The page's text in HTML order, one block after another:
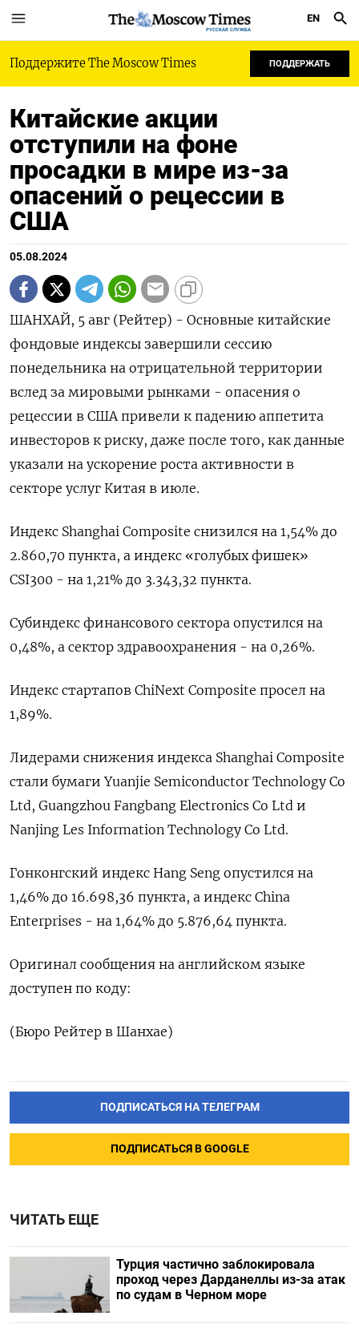
РУССКАЯ СЛУЖБА
EN
Поддержите The Moscow Times ПОДДЕРЖАТЬ
Китайские акции
отступили на фоне
просадки в мире из-за
опасений о рецессии в
США
05.08.2024
ШАНХАЙ, 5 авг (Рейтер) - Основные китайские
фондовые индексы завершили сессию
понедельника на отрицательной территории
вслед за мировыми рынками - опасения о
рецессии в США привели к падению аппетита
инвесторов к риску, даже после того, как данные
указали на ускорение роста активности в
секторе услуг Китая в июле.
Индекс Shanghai Composite снизился на 1,54% до
2.860,70 пункта, а индекс «голубых фишек»
CSI300 - на 1,21% до 3.343,32 пункта.
Субиндекс финансового сектора опустился на
0,48%, а сектор здравоохранения - на 0,26%.
Индекс стартапов ChiNext Composite просел на
1,89%.
Лидерами снижения индекса Shanghai Composite
стали бумаги Yuanjie Semiconductor Technology Co
Ltd, Guangzhou Fangbang Electronics Co Ltd и
Nanjing Les Information Technology Co Ltd.
Гонконгский индекс Hang Seng опустился на
1,46% до 16.698,36​ пункта, а индекс China
Enterprises - на 1,64% до 5.876,64 пункта.
Оригинал сообщения на английском языке
доступен по коду:
(Бюро Рейтер в Шанхае)
ПОДПИСАТЬСЯ НА ТЕЛЕГРАМ
ПОДПИСАТЬСЯ В GOOGLE
ЧИТАТЬ ЕЩЕ
Турция частично заблокировала
проход через Дарданеллы из-за атак
по судам в Черном море